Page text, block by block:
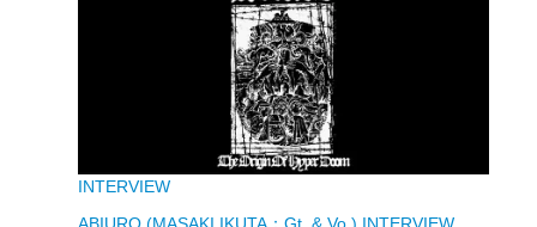
INTERVIEW
ABIURO (MASAKI IKUTA：Gt. & Vo.) INTERVIEW